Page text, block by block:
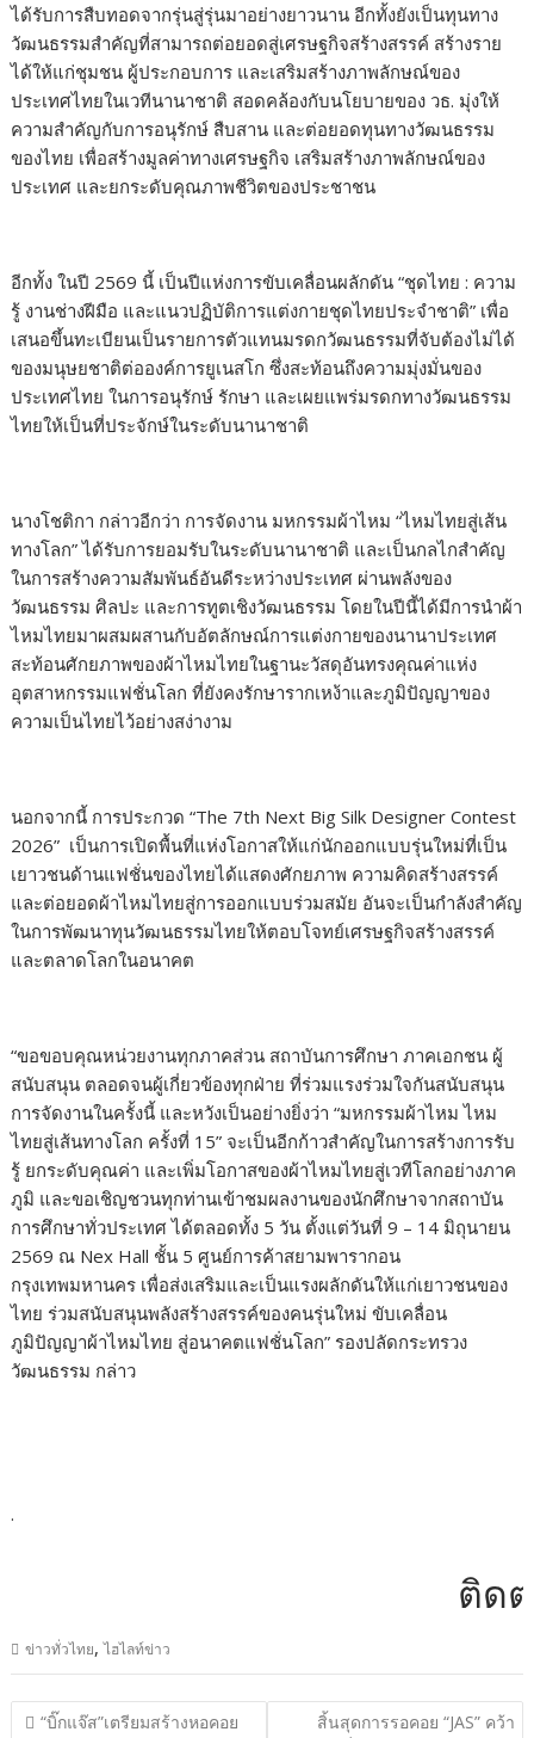
ได้รับการสืบทอดจากรุ่นสู่รุ่นมาอย่างยาวนาน อีกทั้งยังเป็นทุนทาง
วัฒนธรรมสำคัญที่สามารถต่อยอดสู่เศรษฐกิจสร้างสรรค์ สร้างราย
ได้ให้แก่ชุมชน ผู้ประกอบการ และเสริมสร้างภาพลักษณ์ของ
ประเทศไทยในเวทีนานาชาติ สอดคล้องกับนโยบายของ วธ. มุ่งให้
ความสำคัญกับการอนุรักษ์ สืบสาน และต่อยอดทุนทางวัฒนธรรม
ของไทย เพื่อสร้างมูลค่าทางเศรษฐกิจ เสริมสร้างภาพลักษณ์ของ
ประเทศ และยกระดับคุณภาพชีวิตของประชาชน
อีกทั้ง ในปี 2569 นี้ เป็นปีแห่งการขับเคลื่อนผลักดัน “ชุดไทย : ความ
รู้ งานช่างฝีมือ และแนวปฏิบัติการแต่งกายชุดไทยประจำชาติ” เพื่อ
เสนอขึ้นทะเบียนเป็นรายการตัวแทนมรดกวัฒนธรรมที่จับต้องไม่ได้
ของมนุษยชาติต่อองค์การยูเนสโก ซึ่งสะท้อนถึงความมุ่งมั่นของ
ประเทศไทย ในการอนุรักษ์ รักษา และเผยแพร่มรดกทางวัฒนธรรม
ไทยให้เป็นที่ประจักษ์ในระดับนานาชาติ
นางโชติกา กล่าวอีกว่า การจัดงาน มหกรรมผ้าไหม “ไหมไทยสู่เส้น
ทางโลก” ได้รับการยอมรับในระดับนานาชาติ และเป็นกลไกสำคัญ
ในการสร้างความสัมพันธ์อันดีระหว่างประเทศ ผ่านพลังของ
วัฒนธรรม ศิลปะ และการทูตเชิงวัฒนธรรม โดยในปีนี้ได้มีการนำผ้า
ไหมไทยมาผสมผสานกับอัตลักษณ์การแต่งกายของนานาประเทศ
สะท้อนศักยภาพของผ้าไหมไทยในฐานะวัสดุอันทรงคุณค่าแห่ง
อุตสาหกรรมแฟชั่นโลก ที่ยังคงรักษารากเหง้าและภูมิปัญญาของ
ความเป็นไทยไว้อย่างสง่างาม
นอกจากนี้ การประกวด “The 7th Next Big Silk Designer Contest
2026” เป็นการเปิดพื้นที่แห่งโอกาสให้แก่นักออกแบบรุ่นใหม่ที่เป็น
เยาวชนด้านแฟชั่นของไทยได้แสดงศักยภาพ ความคิดสร้างสรรค์
และต่อยอดผ้าไหมไทยสู่การออกแบบร่วมสมัย อันจะเป็นกำลังสำคัญ
ในการพัฒนาทุนวัฒนธรรมไทยให้ตอบโจทย์เศรษฐกิจสร้างสรรค์
และตลาดโลกในอนาคต
“ขอขอบคุณหน่วยงานทุกภาคส่วน สถาบันการศึกษา ภาคเอกชน ผู้
สนับสนุน ตลอดจนผู้เกี่ยวข้องทุกฝ่าย ที่ร่วมแรงร่วมใจกันสนับสนุน
การจัดงานในครั้งนี้ และหวังเป็นอย่างยิ่งว่า “มหกรรมผ้าไหม ไหม
ไทยสู่เส้นทางโลก ครั้งที่ 15” จะเป็นอีกก้าวสำคัญในการสร้างการรับ
รู้ ยกระดับคุณค่า และเพิ่มโอกาสของผ้าไหมไทยสู่เวทีโลกอย่างภาค
ภูมิ และขอเชิญชวนทุกท่านเข้าชมผลงานของนักศึกษาจากสถาบัน
การศึกษาทั่วประเทศ ได้ตลอดทั้ง 5 วัน ตั้งแต่วันที่ 9 – 14 มิถุนายน
2569 ณ Nex Hall ชั้น 5 ศูนย์การค้าสยามพารากอน
กรุงเทพมหานคร เพื่อส่งเสริมและเป็นแรงผลักดันให้แก่เยาวชนของ
ไทย ร่วมสนับสนุนพลังสร้างสรรค์ของคนรุ่นใหม่ ขับเคลื่อน
ภูมิปัญญาผ้าไหมไทย สู่อนาคตแฟชั่นโลก” รองปลัดกระทรวง
วัฒนธรรม กล่าว
.
ติดต่อ
ข่าวทั่วไทย,ไฮไลท์ข่าว
แนะแนว
“บิ๊กแจ๊ส”เตรียมสร้างหอคอย
สิ้นสุดการรอคอย “JAS” คว้า